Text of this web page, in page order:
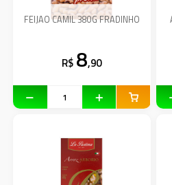
FEIJAO CAMIL 380G FRADINHO
R$ 8,90